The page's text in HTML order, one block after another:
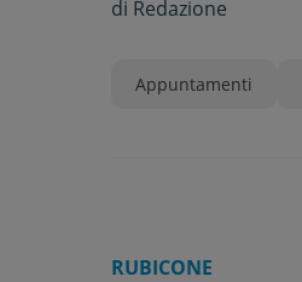
di Redazione
Appuntamenti
RUBICONE